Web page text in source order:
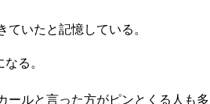
いたと記憶している。
る。
ールと言った方がピンとくる人も多